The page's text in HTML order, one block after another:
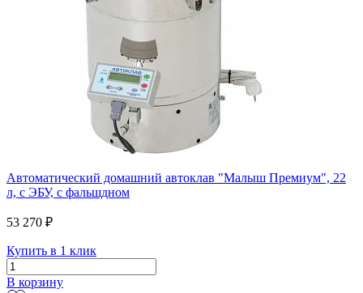
Автоматический домашний автоклав "Малыш Премиум", 22
л, с ЭБУ, с фальшдном
53 270 ₽
Купить в 1 клик
В корзину